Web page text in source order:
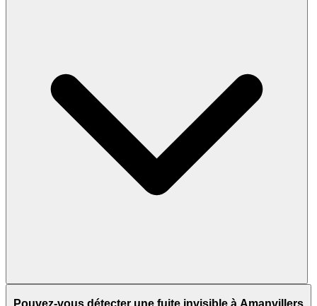
Pouvez-vous détecter une fuite invisible à Amanvillers